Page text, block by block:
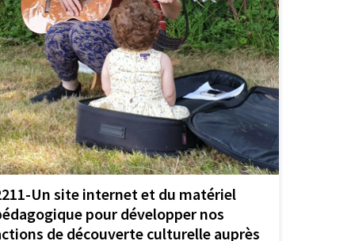
Un site internet et du matériel
pour développer nos
de découverte culturelle auprès